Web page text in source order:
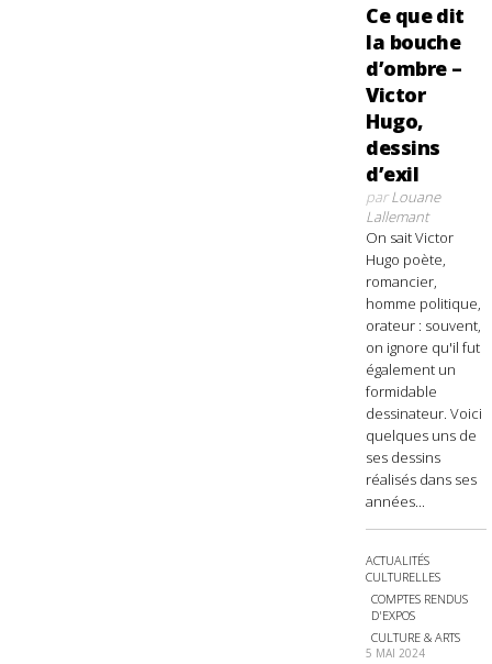
Ce que dit
la bouche
d’ombre –
Victor
Hugo,
dessins
d’exil
parLouane
Lallemant
On sait Victor
Hugo poète,
romancier,
homme politique,
orateur : souvent,
on ignore qu'il fut
également un
formidable
dessinateur. Voici
quelques uns de
ses dessins
réalisés dans ses
années...
ACTUALITÉS
CULTURELLES
COMPTES RENDUS
D'EXPOS
CULTURE & ARTS
5 MAI 2024